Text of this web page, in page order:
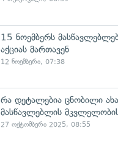
15 ნოემბერს
აქციას მართავენ
12 ნოემბერი, 07:38
რა დეტალებია ცნობილი
მასწავლებლის მკვლელობის
27 ოქტომბერი 2025, 08:55